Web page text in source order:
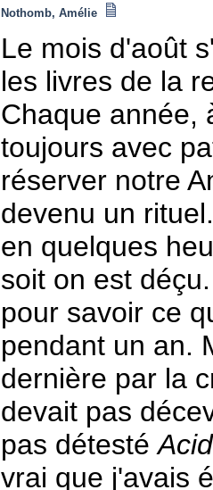
Nothomb, Amélie
Le mois d'août
les livres de la
Chaque année,
toujours avec
réserver notre
devenu un
en quelques
soit on est
pour savoir ce
pendant un an.
dernière par la
devait pas
pas détesté
vrai que j'avais